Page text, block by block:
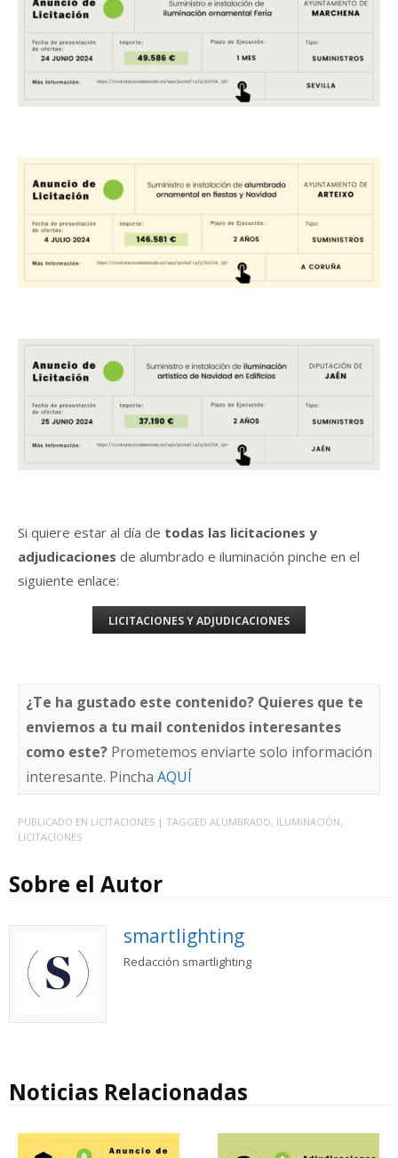
Si quiere estar al día de todas las licitaciones y
adjudicaciones de alumbrado e iluminación pinche en el
siguiente enlace:
LICITACIONES Y ADJUDICACIONES
¿Te ha gustado este contenido? Quieres que te
enviemos a tu mail contenidos interesantes
como este? Prometemos enviarte solo información
interesante. Pincha AQUÍ
PUBLICADO EN LICITACIONES | TAGGED ALUMBRADO, ILUMINACIÓN,
LICITACIONES
Sobre el Autor
smartlighting
Redacción smartlighting
Noticias Relacionadas